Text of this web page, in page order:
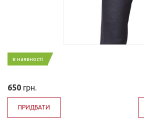
в наявності
650 грн.
ПРИДБАТИ